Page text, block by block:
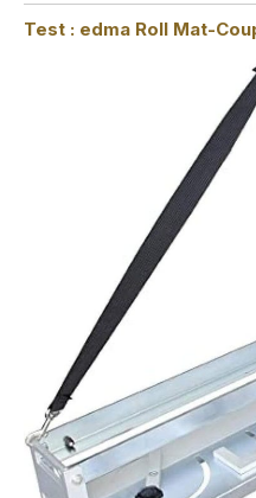
Test : edma Roll Mat-